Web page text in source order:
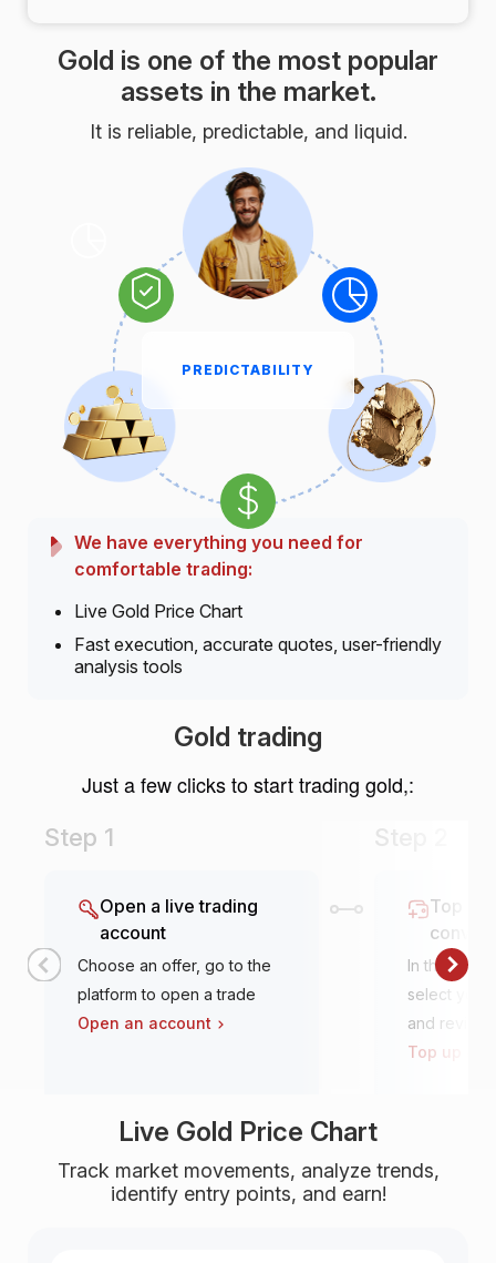
Gold is one of the most popular
assets in the market.
It is reliable, predictable, and liquid.
PREDICTABILITY
We have everything you need for
comfortable trading:
Live Gold Price Chart
Fast execution, accurate quotes, user-friendly
analysis tools
Gold trading
Just a few clicks to start trading gold,:
Step 1
Open a live trading
account
Choose an offer, go to the
platform to open a trade
Open an account
Step 2
Top it
In the
select your
and review
Top up an
Live Gold Price Chart
Track market movements, analyze trends,
identify entry points, and earn!